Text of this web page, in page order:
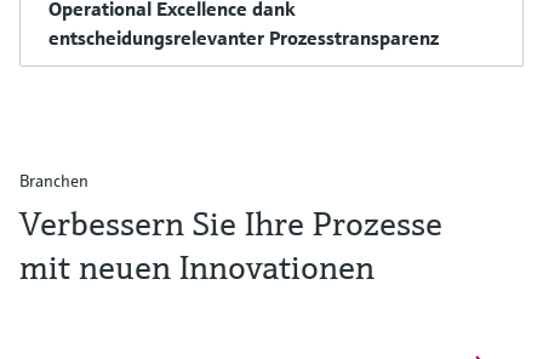
Operational Excellence dank
entscheidungsrelevanter Prozesstransparenz
Branchen
Verbessern Sie Ihre Prozesse
mit neuen Innovationen